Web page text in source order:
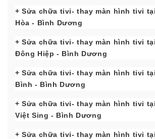
+ Sửa chữa tivi- thay màn hình tivi
Hòa - Bình Dương
+ Sửa chữa tivi- thay màn hình tivi
Đông Hiệp - Bình Dương
+ Sửa chữa tivi- thay màn hình tivi
Bình - Bình Dương
+ Sửa chữa tivi- thay màn hình tivi
Việt Sing - Bình Dương
+ Sửa chữa tivi- thay màn hình tivi